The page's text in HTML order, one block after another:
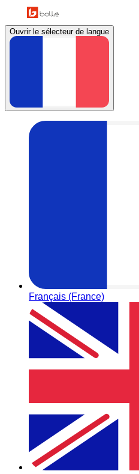
Ouvrir le sélecteur de langue
Français (France)